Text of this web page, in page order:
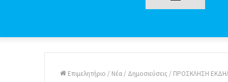
Επιμελητήριο / Νέα / Δημοσιεύσεις / ΠΡΟΣΚΛΗΣΗ